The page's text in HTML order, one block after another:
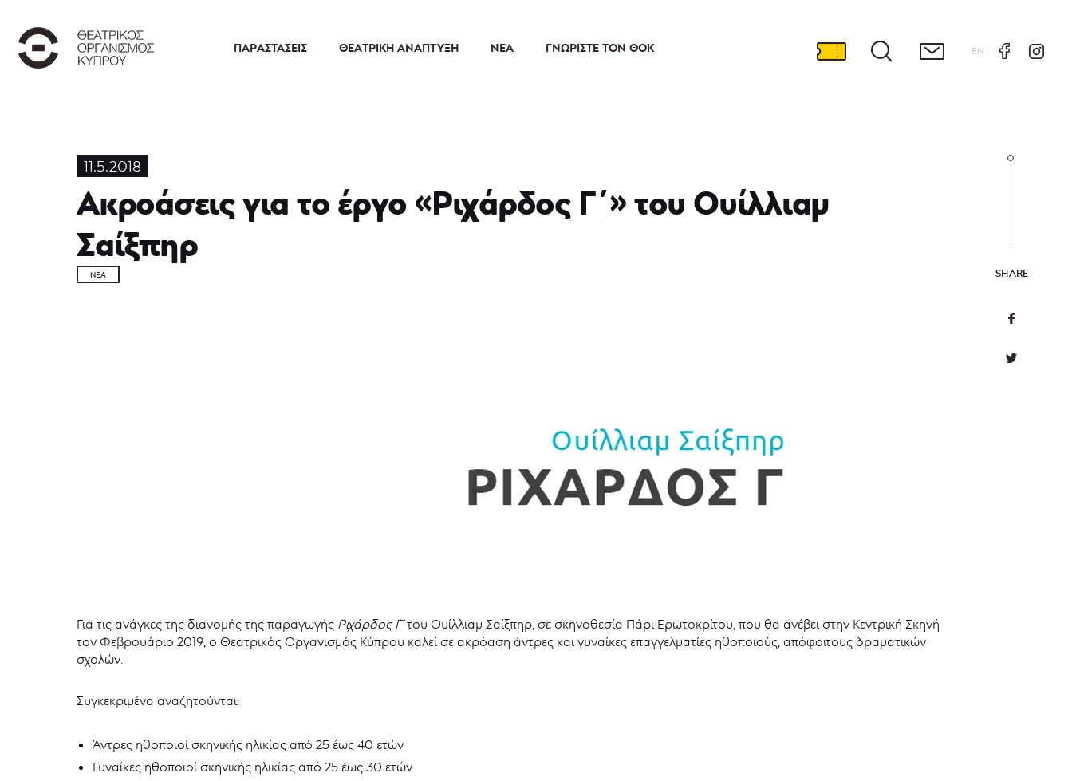
ΠΑΡΑΣΤΆΣΕΙΣ ΘΕΑΤΡΙΚΉ ΑΝΆΠΤΥΞΗ ΝΈΑ ΓΝΩΡΊΣΤΕ ΤΟΝ ΘΟΚ EN
11.5.2018
Ακροάσεις για το έργο «Ριχάρδος Γ΄» του Ουίλλιαμ
Σαίξπηρ
ΝΈΑ SHARE
Για τις ανάγκες της διανομής της παραγωγής Ριχάρδος Γ’του Ουίλλιαμ Σαίξπηρ, σε σκηνοθεσία Πάρι Ερωτοκρίτου, που θα ανέβει στην Κεντρική Σκηνή
τον Φεβρουάριο 2019, ο Θεατρικός Οργανισμός Κύπρου καλεί σε ακρόαση άντρες και γυναίκες επαγγελματίες ηθοποιούς, απόφοιτους δραματικών
σχολών.
Συγκεκριμένα αναζητούνται:
Άντρες ηθοποιοί σκηνικής ηλικίας από 25 έως 40 ετών
Γυναίκες ηθοποιοί σκηνικής ηλικίας από 25 έως 30 ετών